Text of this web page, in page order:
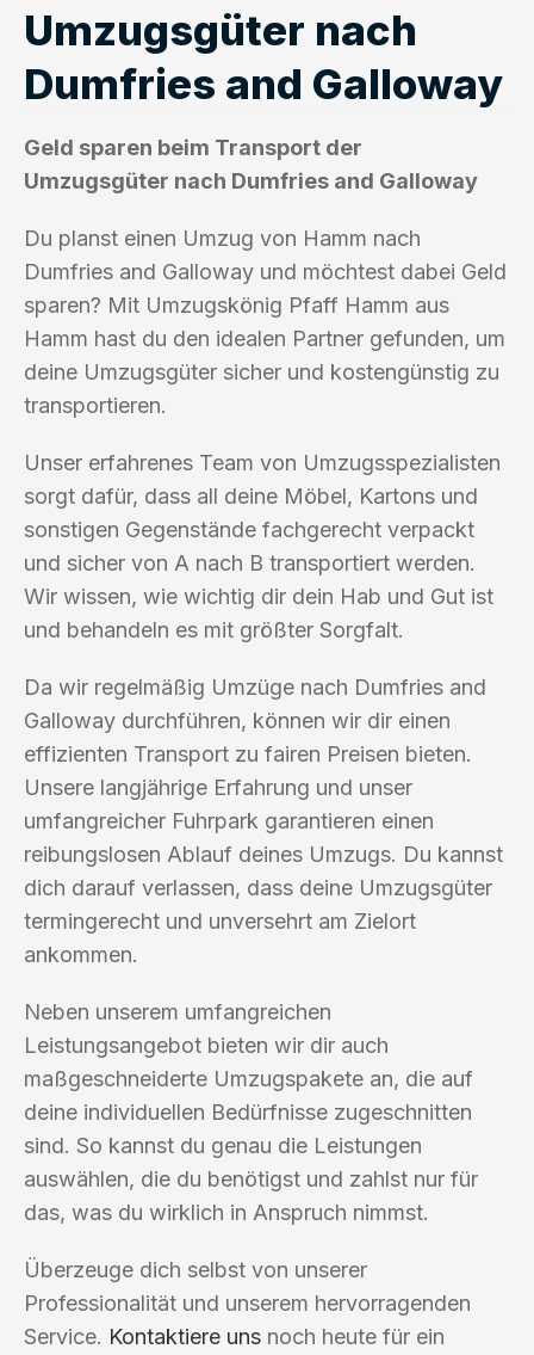
Umzugsgüter nach
Dumfries and Galloway
Geld sparen beim Transport der
Umzugsgüter nach Dumfries and Galloway
Du planst einen Umzug von Hamm nach
Dumfries and Galloway und möchtest dabei Geld
sparen? Mit Umzugskönig Pfaff Hamm aus
Hamm hast du den idealen Partner gefunden, um
deine Umzugsgüter sicher und kostengünstig zu
transportieren.
Unser erfahrenes Team von Umzugsspezialisten
sorgt dafür, dass all deine Möbel, Kartons und
sonstigen Gegenstände fachgerecht verpackt
und sicher von A nach B transportiert werden.
Wir wissen, wie wichtig dir dein Hab und Gut ist
und behandeln es mit größter Sorgfalt.
Da wir regelmäßig Umzüge nach Dumfries and
Galloway durchführen, können wir dir einen
effizienten Transport zu fairen Preisen bieten.
Unsere langjährige Erfahrung und unser
umfangreicher Fuhrpark garantieren einen
reibungslosen Ablauf deines Umzugs. Du kannst
dich darauf verlassen, dass deine Umzugsgüter
termingerecht und unversehrt am Zielort
ankommen.
Neben unserem umfangreichen
Leistungsangebot bieten wir dir auch
maßgeschneiderte Umzugspakete an, die auf
deine individuellen Bedürfnisse zugeschnitten
sind. So kannst du genau die Leistungen
auswählen, die du benötigst und zahlst nur für
das, was du wirklich in Anspruch nimmst.
Überzeuge dich selbst von unserer
Professionalität und unserem hervorragenden
Service. Kontaktiere uns noch heute für ein